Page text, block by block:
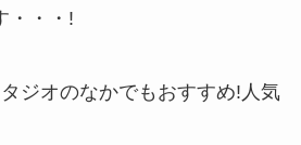
・・・!
ジオのなかでもおすすめ!人気